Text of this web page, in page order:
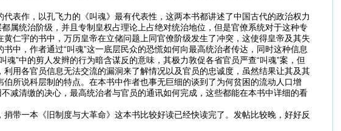
表作，以孔飞力的《叫魂》最有代表性，这两本书都讲述了中国古代的政治权力
属统治阶级，并且专制皇权占理论上占绝对统治地位，但是官僚系统对于这种专
仁宇的书中，万历皇帝在立储问题上同官僚阶级发生了冲突，这使得皇帝及其失
中，作者通过“叫魂”这一底层民众的恐慌如何向最高统治者传达，同时这种信息
”中的剪人发辫的行为暗含谋反的意味，其极力敦促各省官员严查“叫魂”案，但
用各官员信息无法交流的漏洞来了解情况以及官员的忠诚度，虽然结果让其及其
所说科层制的特点。在本书中作者也事无巨细的谈到了为何贫困的流动人口增
减清缴的决心，最高统治者与官员的通讯如何完成，这些都能在本书中详细的看
带一本《旧制度与大革命》这本书比较好读已经快读完了。发帖比较晚，好好反